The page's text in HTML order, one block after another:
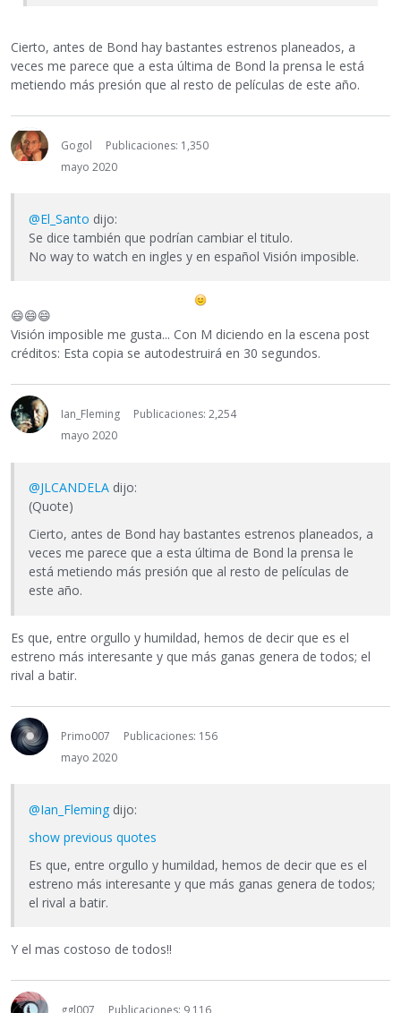
Cierto, antes de Bond hay bastantes estrenos planeados, a
veces me parece que a esta última de Bond la prensa le está
metiendo más presión que al resto de películas de este año.
Gogol
Publicaciones: 1,350
mayo 2020
@El_Santo dijo:
Se dice también que podrían cambiar el titulo.
No way to watch en ingles y en español Visión imposible.
😄😄😄
Visión imposible me gusta... Con M diciendo en la escena post
créditos: Esta copia se autodestruirá en 30 segundos.
Ian_Fleming
Publicaciones: 2,254
mayo 2020
@JLCANDELA dijo:
(Quote)
Cierto, antes de Bond hay bastantes estrenos planeados, a
veces me parece que a esta última de Bond la prensa le
está metiendo más presión que al resto de películas de
este año.
Es que, entre orgullo y humildad, hemos de decir que es el
estreno más interesante y que más ganas genera de todos; el
rival a batir.
Primo007
Publicaciones: 156
mayo 2020
@Ian_Fleming dijo:
show previous quotes
Es que, entre orgullo y humildad, hemos de decir que es el
estreno más interesante y que más ganas genera de todos;
el rival a batir.
Y el mas costoso de todos!!